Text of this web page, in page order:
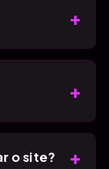
+
+
o site? +